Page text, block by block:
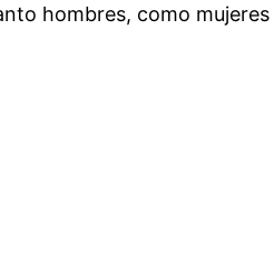
hombres, como